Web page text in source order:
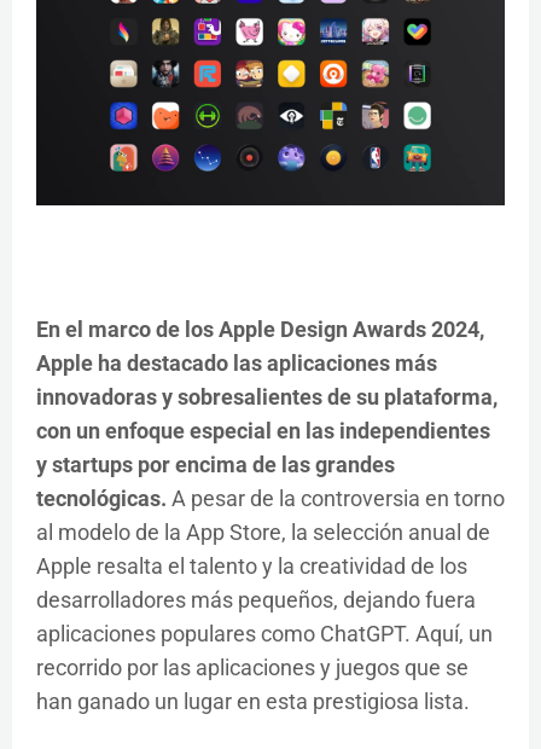
En el marco de los Apple Design Awards 2024,
Apple ha destacado las aplicaciones más
innovadoras y sobresalientes de su plataforma,
con un enfoque especial en las independientes
y startups por encima de las grandes
tecnológicas. A pesar de la controversia en torno
al modelo de la App Store, la selección anual de
Apple resalta el talento y la creatividad de los
desarrolladores más pequeños, dejando fuera
aplicaciones populares como ChatGPT. Aquí, un
recorrido por las aplicaciones y juegos que se
han ganado un lugar en esta prestigiosa lista.